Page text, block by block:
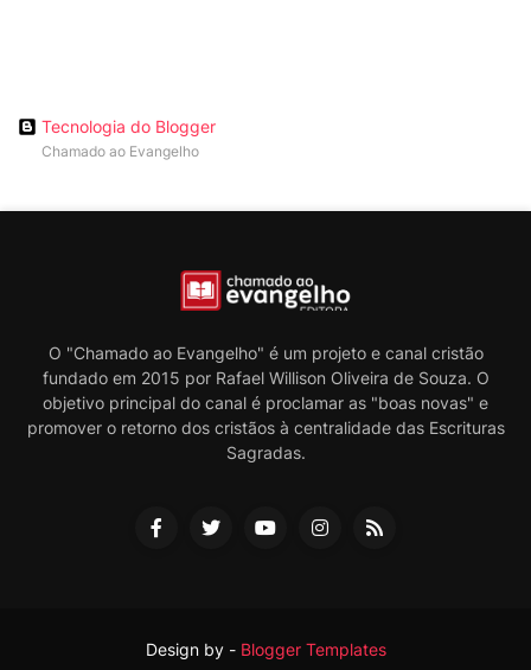
Tecnologia do Blogger
Chamado ao Evangelho
O "Chamado ao Evangelho" é um projeto e canal cristão
fundado em 2015 por Rafael Willison Oliveira de Souza. O
objetivo principal do canal é proclamar as "boas novas" e
promover o retorno dos cristãos à centralidade das Escrituras
Sagradas.
Design by - Blogger Templates